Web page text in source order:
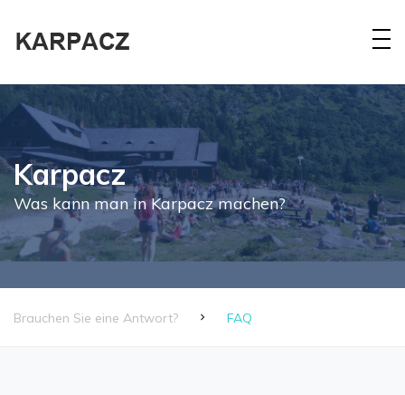
Karpacz
Was kann man in Karpacz machen?
Brauchen Sie eine Antwort? FAQ